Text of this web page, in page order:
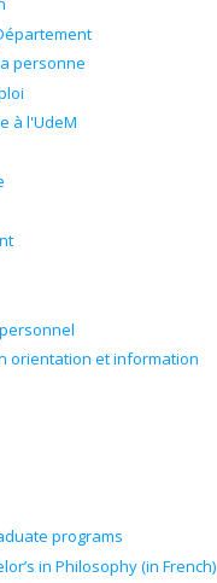
personne
à l'UdeM
orientation et information
programs
in Philosophy (in French)